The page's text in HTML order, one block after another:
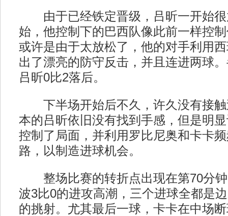
由于已经铁定晋级，吕昕一开始很
始，他控制下的巴西队像此前一样控
或许是由于太放松了，他的对手利用
出了漂亮的防守反击，并且连进两球
吕昕0比2落后。
下半场开始后不久，许久没有接触
本的吕昕依旧没有找到手感，但是明
控制了局面，并利用罗比尼奥和卡卡
路，以制造进球机会。
整场比赛的转折点出现在第70分钟
波3比0的进攻高潮，三个进球全都是
的挑射。尤其最后一球，卡卡在中场